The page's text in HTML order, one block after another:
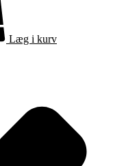
Læg i kurv